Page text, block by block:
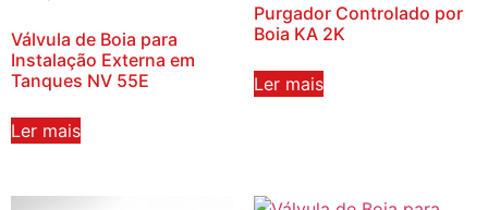
Válvula de Boia para
Instalação Externa em
Tanques NV 55E
Ler mais
Purgador Controlado por
Boia KA 2K
Ler mais